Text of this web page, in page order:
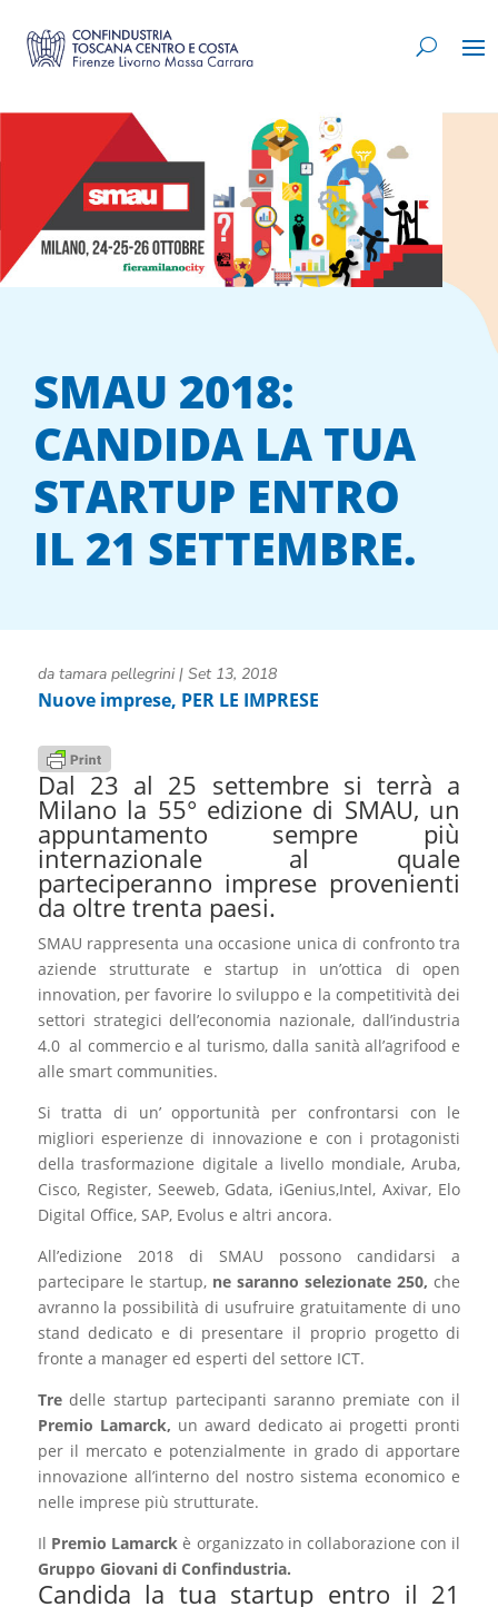
SMAU 2018:
CANDIDA LA TUA
STARTUP ENTRO
IL 21 SETTEMBRE.
da tamara pellegrini| Set 13, 2018
Nuove imprese, PER LE IMPRESE
Dal 23 al 25 settembre si terrà a
Milano la 55° edizione di SMAU, un
appuntamento sempre più
internazionale al quale
parteciperanno imprese provenienti
da oltre trenta paesi.
SMAU rappresenta una occasione unica di confronto tra
aziende strutturate e startup in un’ottica di open
innovation, per favorire lo sviluppo e la competitività dei
settori strategici dell’economia nazionale, dall’industria
4.0 al commercio e al turismo, dalla sanità all’agrifood e
alle smart communities.
Si tratta di un’ opportunità per confrontarsi con le
migliori esperienze di innovazione e con i protagonisti
della trasformazione digitale a livello mondiale, Aruba,
Cisco, Register, Seeweb, Gdata, iGenius,Intel, Axivar, Elo
Digital Office, SAP, Evolus e altri ancora.
All’edizione 2018 di SMAU possono candidarsi a
partecipare le startup,ne saranno selezionate 250, che
avranno la possibilità di usufruire gratuitamente di uno
stand dedicato e di presentare il proprio progetto di
fronte a manager ed esperti del settore ICT.
Tredelle startup partecipanti saranno premiate con il
Premio Lamarck, un award dedicato ai progetti pronti
per il mercato e potenzialmente in grado di apportare
innovazione all’interno del nostro sistema economico e
nelle imprese più strutturate.
Il Premio Lamarckè organizzato in collaborazione con il
Gruppo Giovani di Confindustria.
Candida la tua startup entro il 21